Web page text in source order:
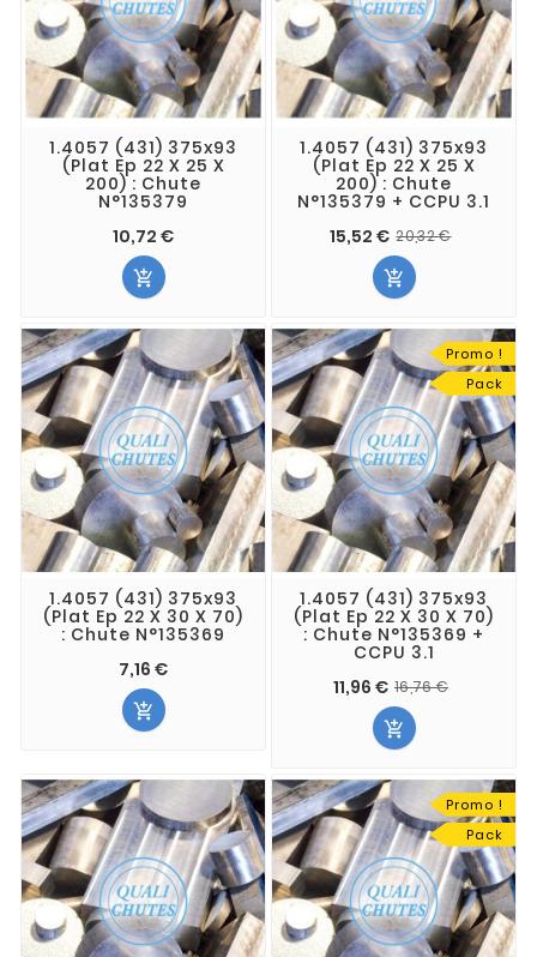
1.4057 (431) 375x93
(Plat Ep 22 X 25 X
200) : Chute
N°135379
10,72 €

1.4057 (431) 375x93
(Plat Ep 22 X 25 X
200) : Chute
N°135379 + CCPU 3.1
15,52 € 20,32 €

1.4057 (431) 375x93
(Plat Ep 22 X 30 X 70)
: Chute N°135369
7,16 €

Promo !
Pack
1.4057 (431) 375x93
(Plat Ep 22 X 30 X 70)
: Chute N°135369 +
CCPU 3.1
11,96 € 16,76 €

Promo !
Pack